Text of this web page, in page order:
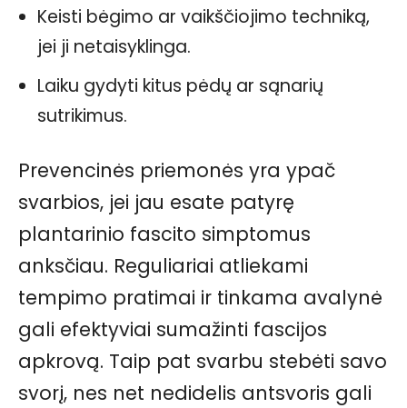
Keisti bėgimo ar vaikščiojimo techniką,
jei ji netaisyklinga.
Laiku gydyti kitus pėdų ar sąnarių
sutrikimus.
Prevencinės priemonės yra ypač
svarbios, jei jau esate patyrę
plantarinio fascito simptomus
anksčiau. Reguliariai atliekami
tempimo pratimai ir tinkama avalynė
gali efektyviai sumažinti fascijos
apkrovą. Taip pat svarbu stebėti savo
svorį, nes net nedidelis antsvoris gali